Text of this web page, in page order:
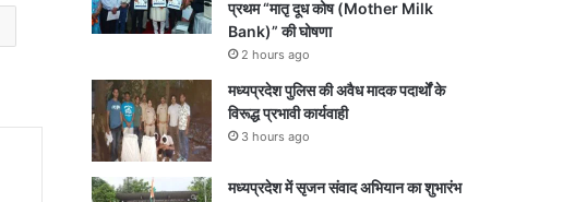
प्रथम “मातृ दूध कोष (Mother Milk
Bank)” की घोषणा
2 hours ago
मध्यप्रदेश पुलिस की अवैध मादक पदार्थों के
विरूद्ध प्रभावी कार्यवाही
3 hours ago
मध्यप्रदेश में सृजन संवाद अभियान का शुभारंभ